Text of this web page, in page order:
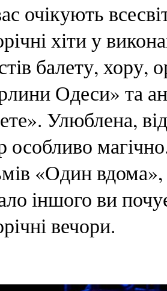
очікують
хіти у
балету, хору,
Одеси» та
Улюблена,
особливо
«Один
іншого ви
вечори.